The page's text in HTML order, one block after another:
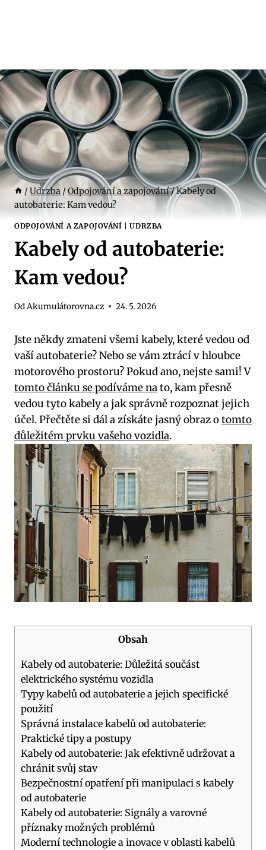
/ Udrzba / Odpojování a zapojování/Kabely od
autobaterie: Kam vedou?
ODPOJOVÁNÍ A ZAPOJOVÁNÍ |UDRZBA
Kabely od autobaterie:
Kam vedou?
OdAkumulátorovna.cz 24. 5. 2026
Jste někdy zmateni všemi kabely, které vedou od
vaší autobaterie? Nebo se vám ztrácí v hloubce
motorového prostoru? Pokud ano, nejste sami! V
tomto článku se podíváme nato, kam přesně
vedou tyto kabely a jak správně rozpoznat jejich
účel. Přečtěte si dál a získáte jasný obraz otomto
důležitém prvku vašeho vozidla.
Obsah
Kabely od autobaterie: Důležitá součást
elektrického systému vozidla
Typy kabelů od autobaterie a jejich specifické
použití
Správná instalace kabelů od autobaterie:
Praktické tipy a postupy
Kabely od autobaterie: Jak efektivně udržovat a
chránit svůj stav
Bezpečnostní opatření při manipulaci s kabely
od autobaterie
Kabely od autobaterie: Signály a varovné
příznaky možných problémů
Moderní technologie a inovace v oblasti kabelů